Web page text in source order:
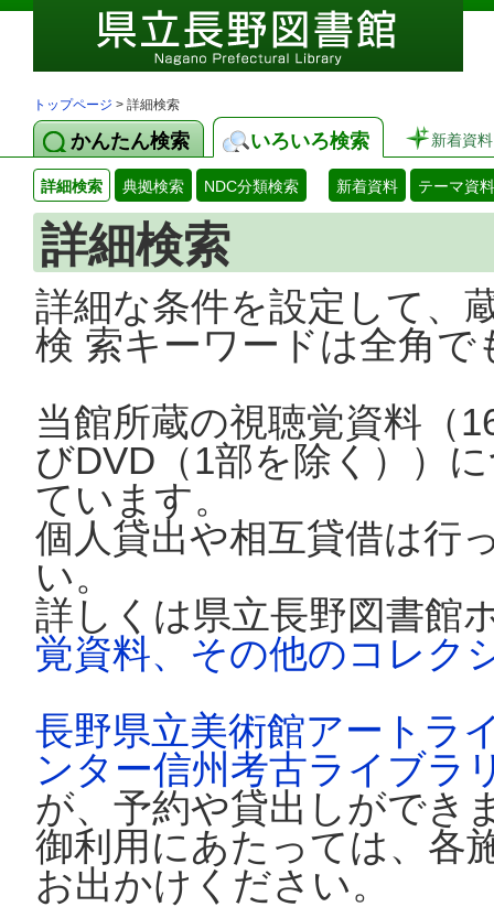
トップページ > 詳細検索
かんたん検索 いろいろ検索 新着資料
詳細検索 典拠検索 NDC分類検索 新着資料 テーマ資料
詳細検索
詳細な条件を設定して、
検 索キーワードは全角
当館所蔵の視聴覚資料（
びDVD（1部を除く））
ています。
個人貸出や相互貸借は行
い。
詳しくは県立長野図書館
覚資料、その他のコレク
長野県立美術館アートラ
ンター信州考古ライブラ
が、予約や貸出しができ
御利用にあたっては、各
お出かけください。